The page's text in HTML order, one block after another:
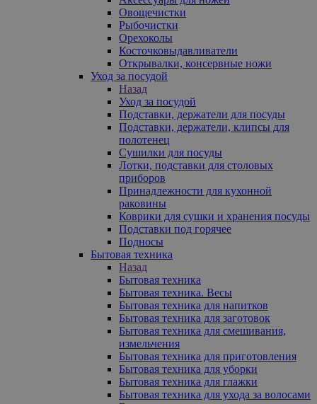
Овощечистки
Рыбочистки
Орехоколы
Косточковыдавливатели
Открывалки, консервные ножи
Уход за посудой
Назад
Уход за посудой
Подставки, держатели для посуды
Подставки, держатели, клипсы для
полотенец
Сушилки для посуды
Лотки, подставки для столовых
приборов
Принадлежности для кухонной
раковины
Коврики для сушки и хранения посуды
Подставки под горячее
Подносы
Бытовая техника
Назад
Бытовая техника
Бытовая техника. Весы
Бытовая техника для напитков
Бытовая техника для заготовок
Бытовая техника для смешивания,
измельчения
Бытовая техника для приготовления
Бытовая техника для уборки
Бытовая техника для глажки
Бытовая техника для ухода за волосами